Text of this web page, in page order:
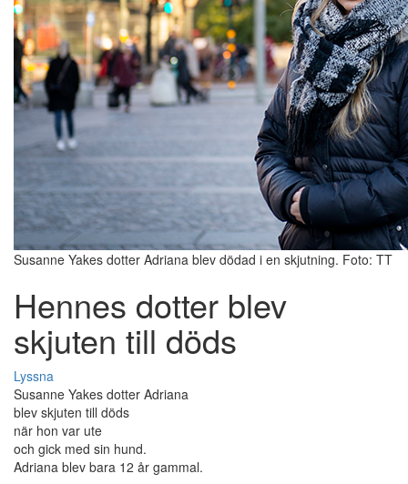
Susanne Yakes dotter Adriana blev dödad i en skjutning. Foto: TT
Hennes dotter blev
skjuten till döds
Lyssna
Susanne Yakes dotter Adriana
blev skjuten till döds
när hon var ute
och gick med sin hund.
Adriana blev bara 12 år gammal.